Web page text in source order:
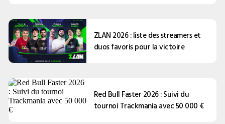
ZLAN 2026 : liste des streamers et
duos favoris pour la victoire
Red Bull Faster 2026 : Suivi du
tournoi Trackmania avec 50 000 €